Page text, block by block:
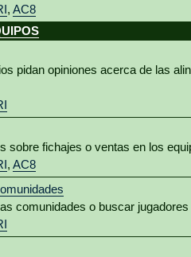
, AC8
pidan opiniones acerca de las
sobre fichajes o ventas en los
, AC8
comunidades o buscar